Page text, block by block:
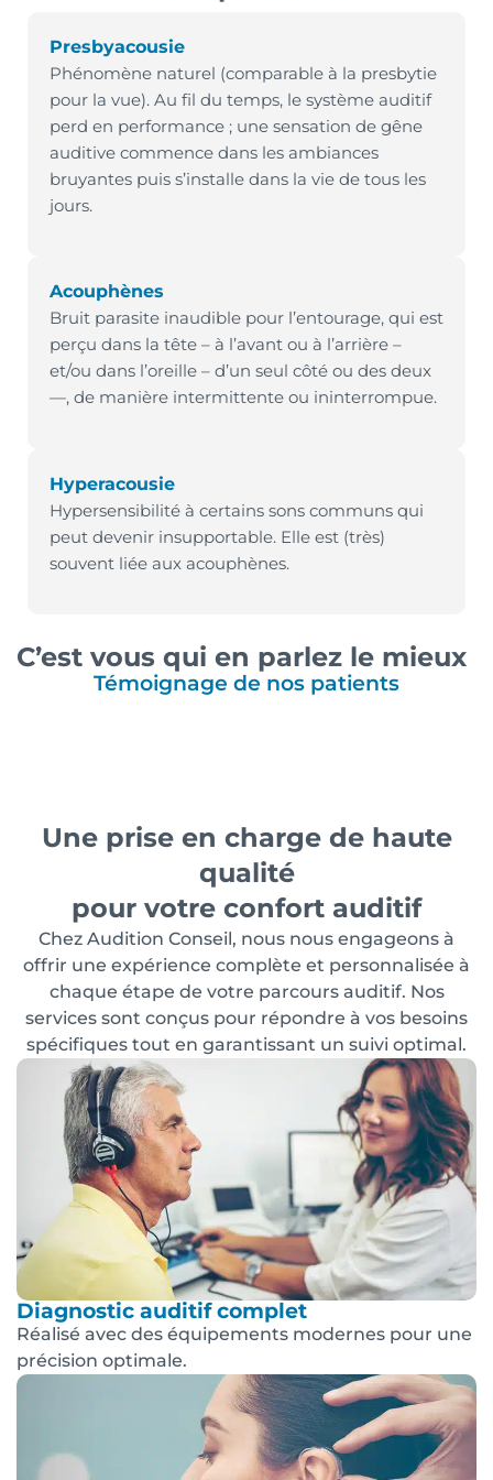
Presbyacousie
Phénomène naturel (comparable à la presbytie
pour la vue). Au fil du temps, le système auditif
perd en performance ; une sensation de gêne
auditive commence dans les ambiances
bruyantes puis s’installe dans la vie de tous les
jours.
Acouphènes
Bruit parasite inaudible pour l’entourage, qui est
perçu dans la tête – à l’avant ou à l’arrière –
et/ou dans l’oreille – d’un seul côté ou des deux
—, de manière intermittente ou ininterrompue.
Hyperacousie
Hypersensibilité à certains sons communs qui
peut devenir insupportable. Elle est (très)
souvent liée aux acouphènes.
C’est vous qui en parlez le mieux
Témoignage de nos patients
Une prise en charge de haute
qualité
pour votre confort auditif
Chez Audition Conseil, nous nous engageons à
offrir une expérience complète et personnalisée à
chaque étape de votre parcours auditif. Nos
services sont conçus pour répondre à vos besoins
spécifiques tout en garantissant un suivi optimal.
Diagnostic auditif complet
Réalisé avec des équipements modernes pour une
précision optimale.